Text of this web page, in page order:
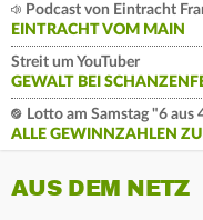
Podcast von Eintracht
EINTRACHT VOM MAIN
Streit um YouTuber
GEWALT BEI
Lotto am Samstag "6 aus
ALLE GEWINNZAHLEN
AUS DEM NETZ